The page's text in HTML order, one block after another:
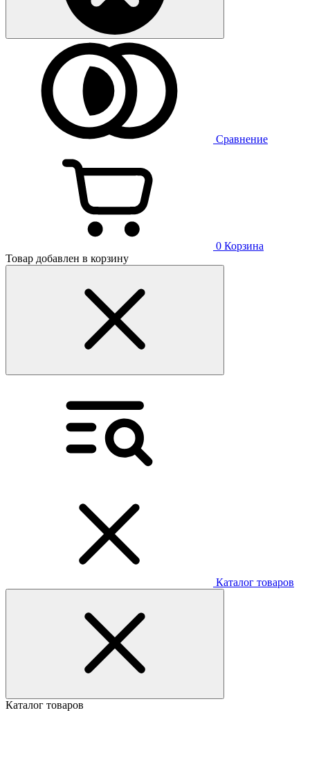
Сравнение
0 Корзина
Товар добавлен в корзину
Каталог товаров
Каталог товаров